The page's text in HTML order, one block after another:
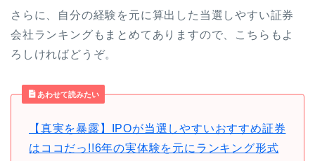
さらに、自分の経験を元に算出した当選しやすい証券
会社ランキングもまとめてありますので、こちらもよ
ろしければどうぞ。
あわせて読みたい
【真実を暴露】IPOが当選しやすいおすすめ証券
はココだっ!!6年の実体験を元にランキング形式